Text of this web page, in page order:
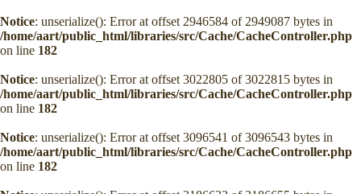
Notice: unserialize(): Error at offset 2946584 of 2949087 bytes in
/home/aart/public_html/libraries/src/Cache/CacheController.php
on line 182
Notice: unserialize(): Error at offset 3022805 of 3022815 bytes in
/home/aart/public_html/libraries/src/Cache/CacheController.php
on line 182
Notice: unserialize(): Error at offset 3096541 of 3096543 bytes in
/home/aart/public_html/libraries/src/Cache/CacheController.php
on line 182